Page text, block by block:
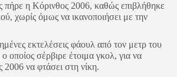
πήρε η Κόρινθος 2006, καθώς επιβλήθηκε
χωρίς όμως να ικανοποιήσει με την
εκτελέσεις φάουλ από τον μετρ του
οποίος σέρβιρε έτοιμα γκολ, για να
2006 να φτάσει στη νίκη.